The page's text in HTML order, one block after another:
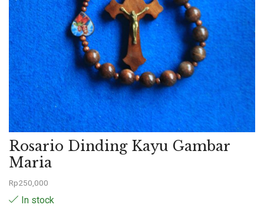
Rosario Dinding Kayu Gambar
Maria
Rp250,000
In stock